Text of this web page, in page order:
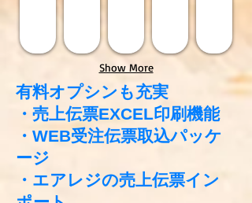
Show More
有料オプシンも充実
・売上伝票EXCEL印刷機能
・WEB受注伝票取込パッケ
ージ
・エアレジの売上伝票イン